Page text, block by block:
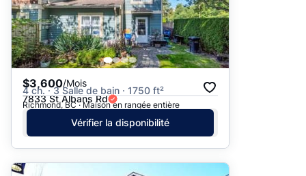
Prix - $$$ à $
Prix - $ à $$$
$3,600/Mois
4 ch. · 3 Salle de bain · 1750 ft²
7833 St Albans Rd
Richmond, BC · Maison en rangée entière
Vérifier la disponibilité